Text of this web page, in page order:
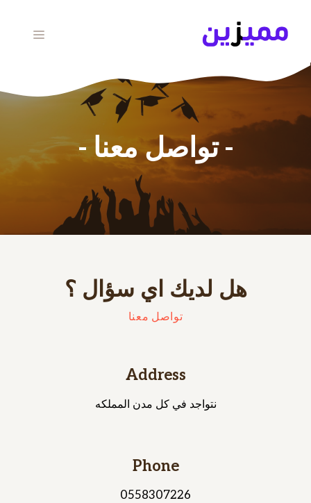
المحتوى
القائمة
تواصل معنا
هل لديك اي سؤال ؟
تواصل معنا
Address
نتواجد في كل مدن المملكه
Phone
0558307226